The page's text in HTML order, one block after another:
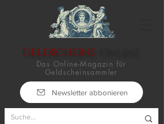
Geldscheine
Das Online-Magazin für
Geldscheinsammler
Newsletter abbonieren